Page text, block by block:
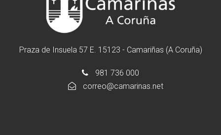
Praza de Insuela 57 E. 15123 - Camariñas (A Coruña)
981 736 000
correo@camarinas.net